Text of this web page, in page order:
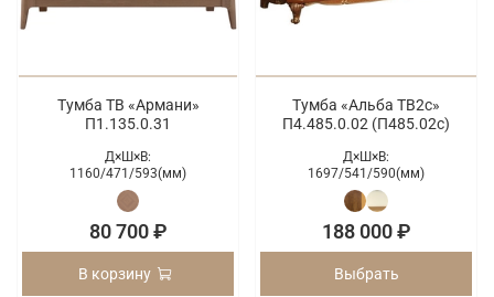
Тумба ТВ «Армани»
П1.135.0.31
Д×Ш×В:
1160/471/593(мм)
80 700 ₽
В корзину
Тумба «Альба ТВ2с»
П4.485.0.02 (П485.02с)
Д×Ш×В:
1697/541/590(мм)
188 000 ₽
Выбрать